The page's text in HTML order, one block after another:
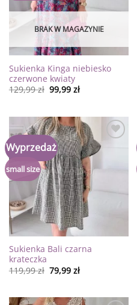
BRAK W MAGAZYNIE
Sukienka Kinga niebiesko
czerwone kwiaty
129,99zł 99,99 zł
Wyprzedaż
small size
Sukienka Bali czarna
krateczka
119,99zł 79,99 zł